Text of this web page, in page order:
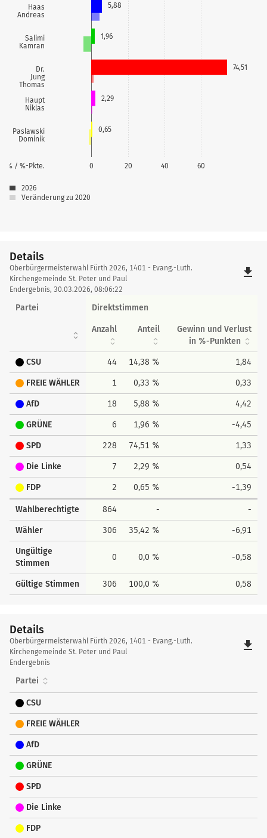
Haas
Andreas
Salimi
Kamran
Dr.
Jung
Thomas
Haupt
Niklas
Paslawski
Dominik
0 20 40 60
% / %-Pkte.
5,88
1,96
74,51
2,29
0,65
2026
Veränderung zu 2020
Details
Details
Oberbürgermeisterwahl Fürth 2026, 1401 - Evang.-Luth.
Kirchengemeinde St. Peter und Paul
Endergebnis, 30.03.2026, 08:06:22
file_download
Partei Direktstimmen
Anzahl Anteil
Gewinn und Verlust
in %-Punkten
CSU 44 14,38 % 1,84
FREIE WÄHLER 1 0,33 % 0,33
AfD 18 5,88 % 4,42
GRÜNE 6 1,96 % -4,45
SPD 228 74,51 % 1,33
Die Linke 7 2,29 % 0,54
FDP 2 0,65 % -1,39
Wahlberechtigte 864 - -
Wähler 306 35,42 % -6,91
Ungültige
Stimmen
0 0,0 % -0,58
Gültige Stimmen 306 100,0 % 0,58
Details
Details
Oberbürgermeisterwahl Fürth 2026, 1401 - Evang.-Luth.
Kirchengemeinde St. Peter und Paul
Endergebnis
file_download
Partei
CSU
FREIE WÄHLER
AfD
GRÜNE
SPD
Die Linke
FDP